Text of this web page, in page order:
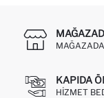
KAPIDA
HIZMET